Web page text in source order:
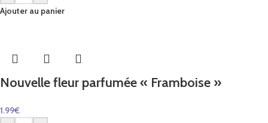
Ajouter au panier
Nouvelle fleur parfumée « Framboise »
1.99€